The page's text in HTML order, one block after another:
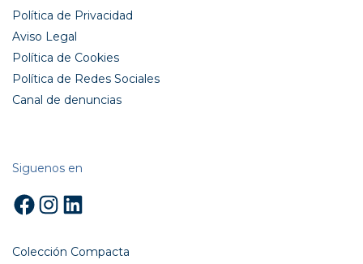
Política de Privacidad
Aviso Legal
Política de Cookies
Política de Redes Sociales
Canal de denuncias
Siguenos en
Facebook
Instagram
LinkedIn
Colección Compacta